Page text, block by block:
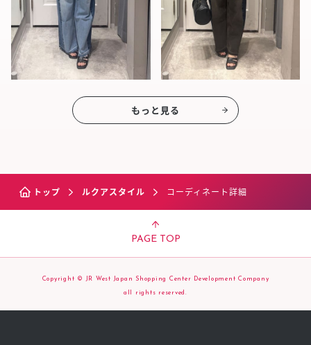
もっと見る
トップ ルクアスタイル コーディネート詳細
PAGE TOP
Copyright © JR West Japan Shopping Center Development Company
all rights reserved.